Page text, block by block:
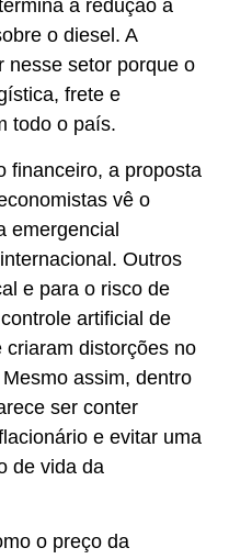
a redução a
o diesel. A
nesse setor porque o
frete e
todo o país.
financeiro, a proposta
vê o
emergencial
Outros
e para o risco de
artificial de
criaram distorções no
assim, dentro
ser conter
e evitar uma
de vida da
o preço da